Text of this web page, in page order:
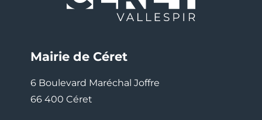
Mairie de Céret
6 Boulevard Maréchal Joffre
66 400 Céret